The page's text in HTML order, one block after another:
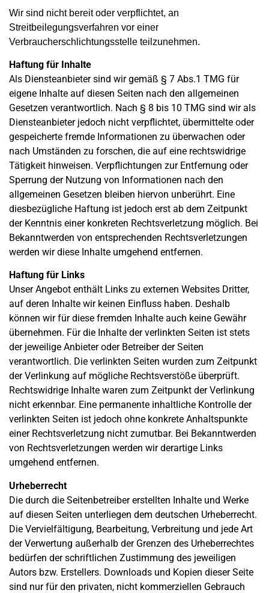
Wir sind nicht bereit oder verpflichtet, an
Streitbeilegungsverfahren vor einer
Verbraucherschlichtungsstelle teilzunehmen.
Haftung für Inhalte
Als Diensteanbieter sind wir gemäß § 7 Abs.1 TMG für
eigene Inhalte auf diesen Seiten nach den allgemeinen
Gesetzen verantwortlich. Nach § 8 bis 10 TMG sind wir als
Diensteanbieter jedoch nicht verpflichtet, übermittelte oder
gespeicherte fremde Informationen zu überwachen oder
nach Umständen zu forschen, die auf eine rechtswidrige
Tätigkeit hinweisen. Verpflichtungen zur Entfernung oder
Sperrung der Nutzung von Informationen nach den
allgemeinen Gesetzen bleiben hiervon unberührt. Eine
diesbezügliche Haftung ist jedoch erst ab dem Zeitpunkt
der Kenntnis einer konkreten Rechtsverletzung möglich. Bei
Bekanntwerden von entsprechenden Rechtsverletzungen
werden wir diese Inhalte umgehend entfernen.
Haftung für Links
Unser Angebot enthält Links zu externen Websites Dritter,
auf deren Inhalte wir keinen Einfluss haben. Deshalb
können wir für diese fremden Inhalte auch keine Gewähr
übernehmen. Für die Inhalte der verlinkten Seiten ist stets
der jeweilige Anbieter oder Betreiber der Seiten
verantwortlich. Die verlinkten Seiten wurden zum Zeitpunkt
der Verlinkung auf mögliche Rechtsverstöße überprüft.
Rechtswidrige Inhalte waren zum Zeitpunkt der Verlinkung
nicht erkennbar. Eine permanente inhaltliche Kontrolle der
verlinkten Seiten ist jedoch ohne konkrete Anhaltspunkte
einer Rechtsverletzung nicht zumutbar. Bei Bekanntwerden
von Rechtsverletzungen werden wir derartige Links
umgehend entfernen.
Urheberrecht
Die durch die Seitenbetreiber erstellten Inhalte und Werke
auf diesen Seiten unterliegen dem deutschen Urheberrecht.
Die Vervielfältigung, Bearbeitung, Verbreitung und jede Art
der Verwertung außerhalb der Grenzen des Urheberrechtes
bedürfen der schriftlichen Zustimmung des jeweiligen
Autors bzw. Erstellers. Downloads und Kopien dieser Seite
sind nur für den privaten, nicht kommerziellen Gebrauch